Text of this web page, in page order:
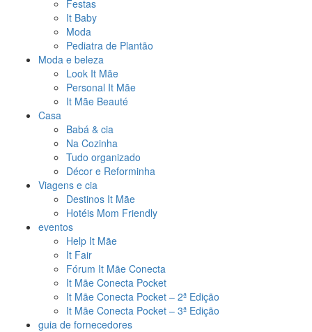
Festas
It Baby
Moda
Pediatra de Plantão
Moda e beleza
Look It Mãe
Personal It Mãe
It Mãe Beauté
Casa
Babá & cia
Na Cozinha
Tudo organizado
Décor e Reforminha
Viagens e cia
Destinos It Mãe
Hotéis Mom Friendly
eventos
Help It Mãe
It Fair
Fórum It Mãe Conecta
It Mãe Conecta Pocket
It Mãe Conecta Pocket – 2ª Edição
It Mãe Conecta Pocket – 3ª Edição
guia de fornecedores